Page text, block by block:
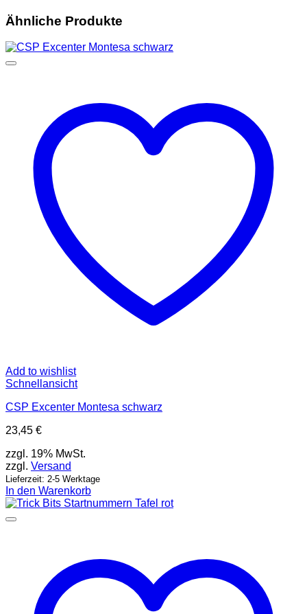
Ähnliche Produkte
Add to wishlist
Schnellansicht
CSP Excenter Montesa schwarz
23,45 €
zzgl. 19% MwSt.
zzgl. Versand
Lieferzeit: 2-5 Werktage
In den Warenkorb